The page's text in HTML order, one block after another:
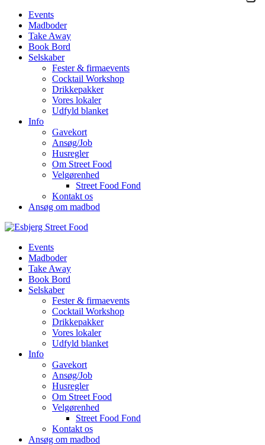
Events
Madboder
Take Away
Book Bord
Selskaber
Fester & firmaevents
Cocktail Workshop
Drikkepakker
Vores lokaler
Udfyld blanket
Info
Gavekort
Ansøg/Job
Husregler
Om Street Food
Velgørenhed
Street Food Fond
Kontakt os
Ansøg om madbod
Events
Madboder
Take Away
Book Bord
Selskaber
Fester & firmaevents
Cocktail Workshop
Drikkepakker
Vores lokaler
Udfyld blanket
Info
Gavekort
Ansøg/Job
Husregler
Om Street Food
Velgørenhed
Street Food Fond
Kontakt os
Ansøg om madbod